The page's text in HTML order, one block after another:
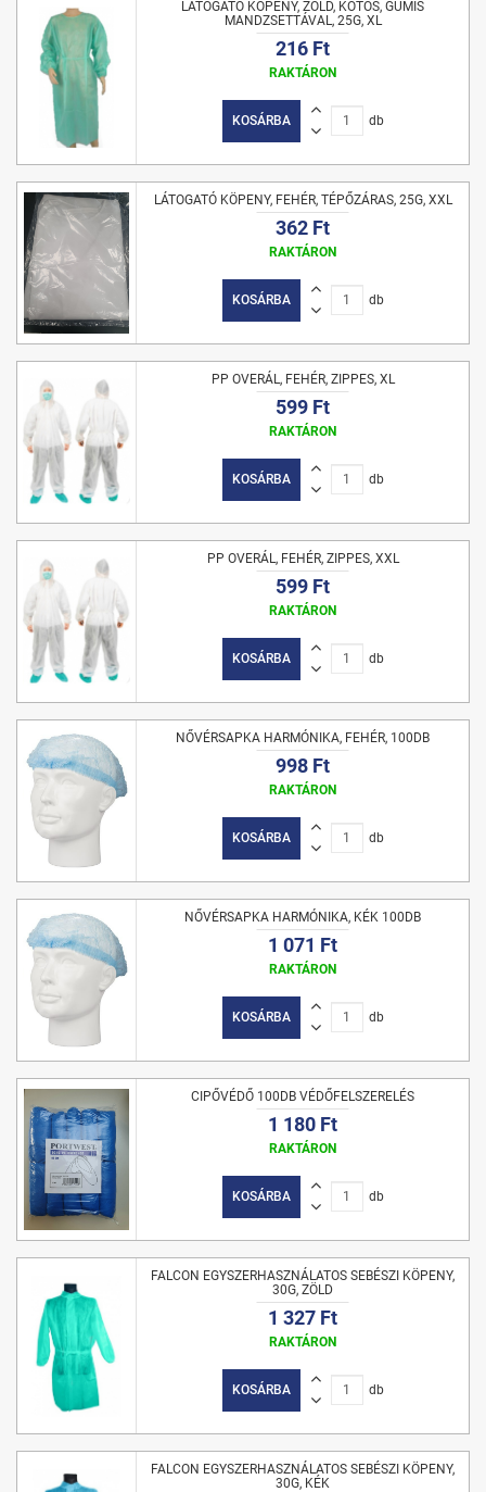
LÁTOGATÓ KÖPENY, ZÖLD, KÖTŐS, GUMIS
MANDZSETTÁVAL, 25G, XL
216 Ft
RAKTÁRON
KOSÁRBA db
LÁTOGATÓ KÖPENY, FEHÉR, TÉPŐZÁRAS, 25G, XXL
362 Ft
RAKTÁRON
KOSÁRBA db
PP OVERÁL, FEHÉR, ZIPPES, XL
599 Ft
RAKTÁRON
KOSÁRBA db
PP OVERÁL, FEHÉR, ZIPPES, XXL
599 Ft
RAKTÁRON
KOSÁRBA db
NŐVÉRSAPKA HARMÓNIKA, FEHÉR, 100DB
998 Ft
RAKTÁRON
KOSÁRBA db
NŐVÉRSAPKA HARMÓNIKA, KÉK 100DB
1 071 Ft
RAKTÁRON
KOSÁRBA db
CIPŐVÉDŐ 100DB VÉDŐFELSZERELÉS
1 180 Ft
RAKTÁRON
KOSÁRBA db
FALCON EGYSZERHASZNÁLATOS SEBÉSZI KÖPENY,
30G, ZÖLD
1 327 Ft
RAKTÁRON
KOSÁRBA db
FALCON EGYSZERHASZNÁLATOS SEBÉSZI KÖPENY,
30G, KÉK